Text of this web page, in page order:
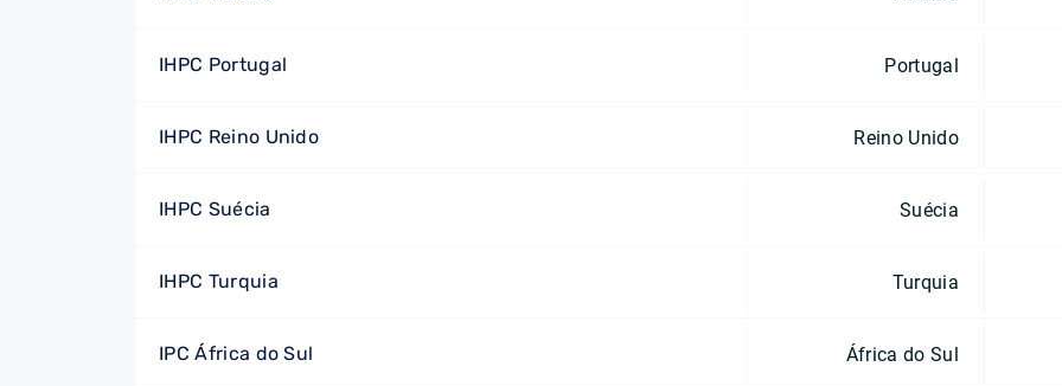
IHPC Portugal Portugal
IHPC Reino Unido Reino Unido
IHPC Suécia Suécia
IHPC Turquia Turquia
IPC África do Sul África do Sul